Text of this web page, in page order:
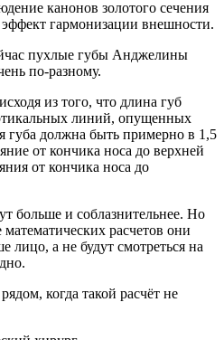
канонов золотого сечения
гармонизации внешности.
пухлые губы Анджелины
по-разному.
из того, что длина губ
линий, опущенных
губа должна быть примерно в 1,5
от кончика носа до верхней
от кончика носа до
больше и соблазнительнее. Но
математических расчетов они
лицо, а не будут смотреться на
когда такой расчёт не